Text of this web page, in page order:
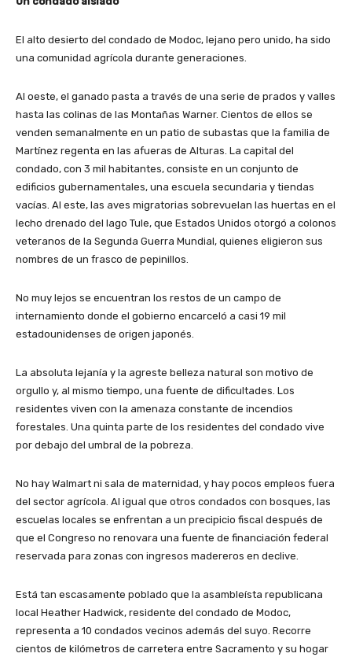
El alto desierto del condado de Modoc, lejano pero unido, ha sido
una comunidad agrícola durante generaciones.
Al oeste, el ganado pasta a través de una serie de prados y valles
hasta las colinas de las Montañas Warner. Cientos de ellos se
venden semanalmente en un patio de subastas que la familia de
Martínez regenta en las afueras de Alturas. La capital del
condado, con 3 mil habitantes, consiste en un conjunto de
edificios gubernamentales, una escuela secundaria y tiendas
vacías. Al este, las aves migratorias sobrevuelan las huertas en el
lecho drenado del lago Tule, que Estados Unidos otorgó a colonos
veteranos de la Segunda Guerra Mundial, quienes eligieron sus
nombres de un frasco de pepinillos.
No muy lejos se encuentran los restos de un campo de
internamiento donde el gobierno encarceló a casi 19 mil
estadounidenses de origen japonés.
La absoluta lejanía y la agreste belleza natural son motivo de
orgullo y, al mismo tiempo, una fuente de dificultades. Los
residentes viven con la amenaza constante de incendios
forestales. Una quinta parte de los residentes del condado vive
por debajo del umbral de la pobreza.
No hay Walmart ni sala de maternidad, y hay pocos empleos fuera
del sector agrícola. Al igual que otros condados con bosques, las
escuelas locales se enfrentan a un precipicio fiscal después de
que el Congreso no renovara una fuente de financiación federal
reservada para zonas con ingresos madereros en declive.
Está tan escasamente poblado que la asambleísta republicana
local Heather Hadwick, residente del condado de Modoc,
representa a 10 condados vecinos además del suyo. Recorre
cientos de kilómetros de carretera entre Sacramento y su hogar